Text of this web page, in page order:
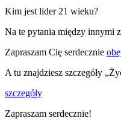
Kim jest lider 21 wieku?
Na te pytania między innymi
Zapraszam Cię serdecznie
A tu znajdziesz szczegóły
szczegóły
Zapraszam serdecznie!